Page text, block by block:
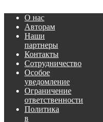
О нас
Авторам
Наши
партнеры
Контакты
Сотрудничество
Особое
уведомление
Ограничение
ответственности
Политика
в